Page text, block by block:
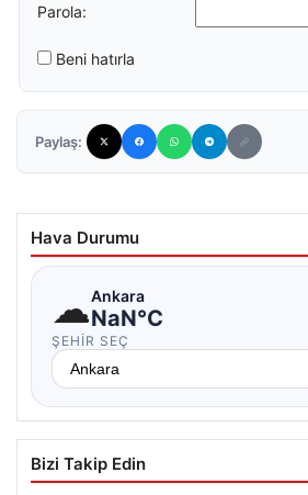
Parola:
Beni hatırla
Paylaş:
Hava Durumu
☁Ankara
NaN°C
ŞEHIR SEÇ
Bizi Takip Edin